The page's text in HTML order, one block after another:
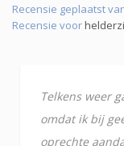
Recensie geplaatst
Recensie voor
Telkens weer
omdat ik bij
oprechte